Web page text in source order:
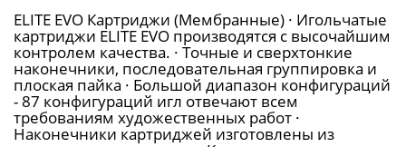
ELITE EVO Картриджи (Мембранные) · Игольчатые
картриджи ELITE EVO производятся с высочайшим
контролем качества. · Точные и сверхтонкие
наконечники, последовательная группировка и
плоская пайка · Большой диапазон конфигураций
- 87 конфигураций игл отвечают всем
требованиям художественных работ ·
Наконечники картриджей изготовлены из